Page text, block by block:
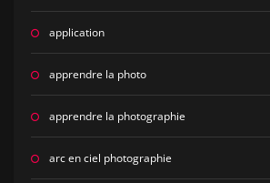
application
apprendre la photo
apprendre la photographie
arc en ciel photographie